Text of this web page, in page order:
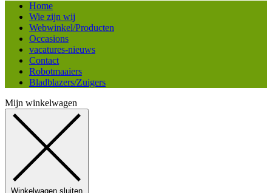
Home
Wie zijn wij
Webwinkel/Producten
Occasions
vacatures-nieuws
Contact
Robotmaaiers
Bladblazers/Zuigers
Mijn winkelwagen
Winkelwagen sluiten